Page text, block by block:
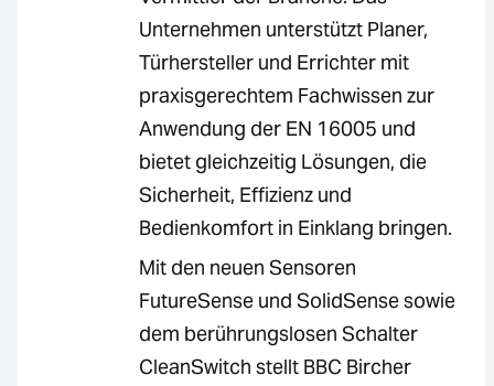
Unternehmen unterstützt Planer,
Türhersteller und Errichter mit
praxisgerechtem Fachwissen zur
Anwendung der EN 16005 und
bietet gleichzeitig Lösungen, die
Sicherheit, Effizienz und
Bedienkomfort in Einklang bringen.
Mit den neuen Sensoren
FutureSense und SolidSense sowie
dem berührungslosen Schalter
CleanSwitch stellt BBC Bircher